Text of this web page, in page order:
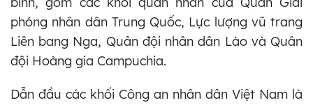
phóng nhân dân Trung Quốc, Lực lượng vũ trang
Liên bang Nga, Quân đội nhân dân Lào và Quân
đội Hoàng gia Campuchia.
Dẫn đầu các khối Công an nhân dân Việt Nam là